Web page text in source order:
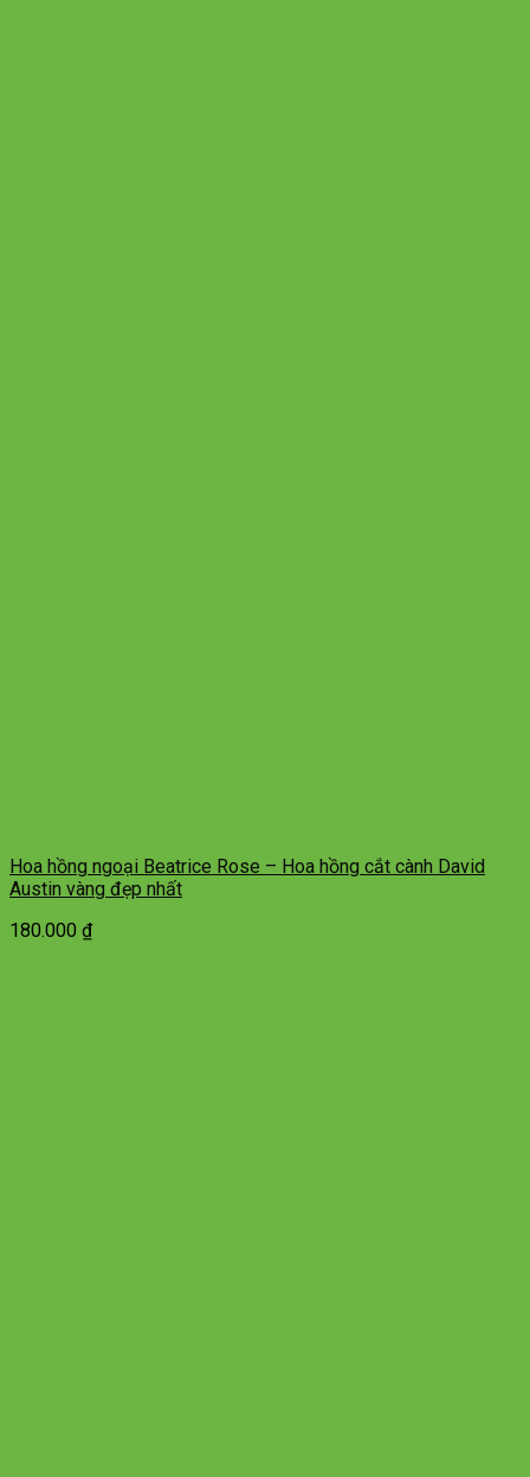
Hoa hồng ngoại Beatrice Rose – Hoa hồng cắt cành David
Austin vàng đẹp nhất
180.000 ₫